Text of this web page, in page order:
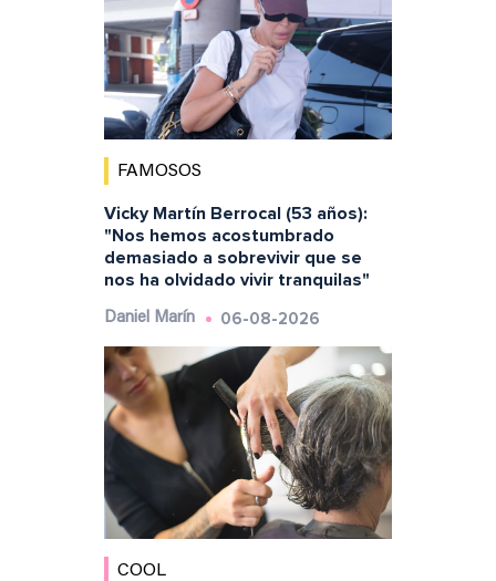
FAMOSOS
Vicky Martín Berrocal (53 años):
"Nos hemos acostumbrado
demasiado a sobrevivir que se
nos ha olvidado vivir tranquilas"
Daniel Marín 06-08-2026
COOL